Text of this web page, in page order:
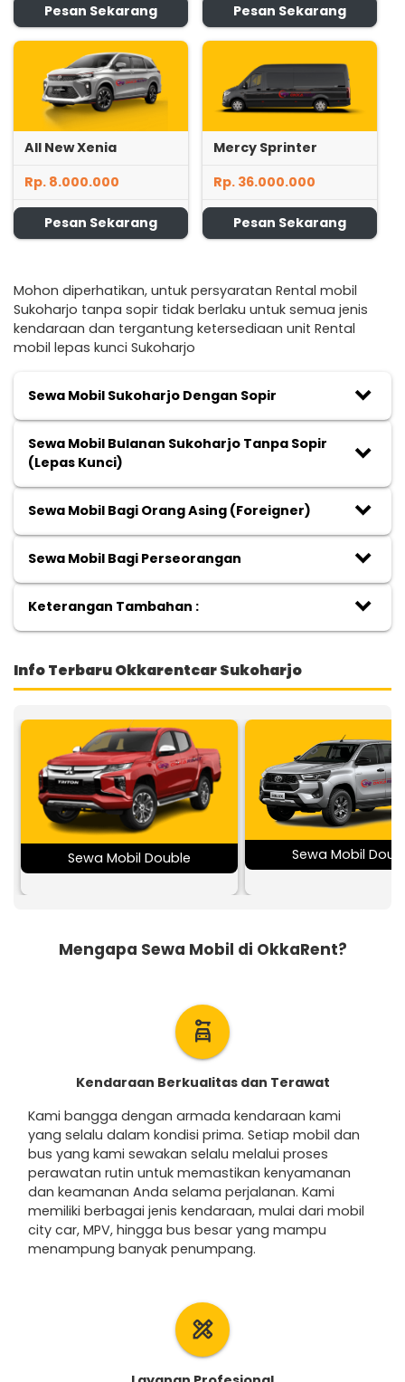
Pesan Sekarang Pesan Sekarang
All New Xenia
Rp. 8.000.000
Pesan Sekarang
Mercy Sprinter
Rp. 36.000.000
Pesan Sekarang
Mohon diperhatikan, untuk persyaratan Rental mobil
Sukoharjo tanpa sopir tidak berlaku untuk semua jenis
kendaraan dan tergantung ketersediaan unit Rental
mobil lepas kunci Sukoharjo
Sewa Mobil Sukoharjo Dengan Sopir keyboard_arrow_down
Sewa Mobil Bulanan Sukoharjo Tanpa Sopir
(Lepas Kunci)
keyboard_arrow_down
Sewa Mobil Bagi Orang Asing (Foreigner) keyboard_arrow_down
Sewa Mobil Bagi Perseorangan keyboard_arrow_down
Keterangan Tambahan : keyboard_arrow_down
Info Terbaru Okkarentcar Sukoharjo
Sewa Mobil Double Sewa Mobil
Mengapa Sewa Mobil di OkkaRent?
car_rental
Kendaraan Berkualitas dan Terawat
Kami bangga dengan armada kendaraan kami
yang selalu dalam kondisi prima. Setiap mobil dan
bus yang kami sewakan selalu melalui proses
perawatan rutin untuk memastikan kenyamanan
dan keamanan Anda selama perjalanan. Kami
memiliki berbagai jenis kendaraan, mulai dari mobil
city car, MPV, hingga bus besar yang mampu
menampung banyak penumpang.
design_services